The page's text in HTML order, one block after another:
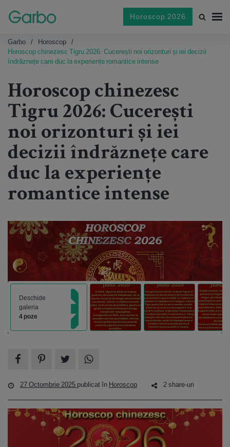
Horoscop 2026
Garbo
Horoscop
Horoscop chinezesc Tigru 2026: Cucerești noi orizonturi și iei decizii
îndrăznețe care duc la experiențe romantice intense
Horoscop chinezesc
Tigru 2026: Cucerești
noi orizonturi și iei
decizii îndrăznețe care
duc la experiențe
romantice intense
Deschide
galeria
4 poze
27 Octombrie 2025 publicat în Horoscop 2 share-uri